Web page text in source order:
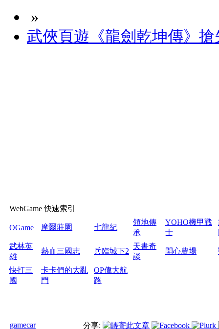
»
武俠頁遊《龍劍乾坤傳》
WebGame 快速索引
OGame 摩爾莊園 七龍紀
領地傳
承
YOHO機甲戰
士
武林英
雄
熱血三國志 兵臨城下2
天書奇
談
開心農場
快打三
國
卡卡們的大亂
門
OP偉大航
路
gamecar 分享: